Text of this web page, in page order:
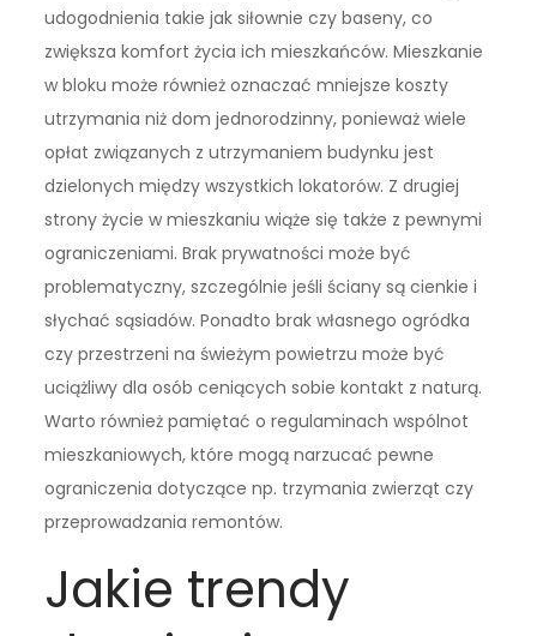
udogodnienia takie jak siłownie czy baseny, co
zwiększa komfort życia ich mieszkańców. Mieszkanie
w bloku może również oznaczać mniejsze koszty
utrzymania niż dom jednorodzinny, ponieważ wiele
opłat związanych z utrzymaniem budynku jest
dzielonych między wszystkich lokatorów. Z drugiej
strony życie w mieszkaniu wiąże się także z pewnymi
ograniczeniami. Brak prywatności może być
problematyczny, szczególnie jeśli ściany są cienkie i
słychać sąsiadów. Ponadto brak własnego ogródka
czy przestrzeni na świeżym powietrzu może być
uciążliwy dla osób ceniących sobie kontakt z naturą.
Warto również pamiętać o regulaminach wspólnot
mieszkaniowych, które mogą narzucać pewne
ograniczenia dotyczące np. trzymania zwierząt czy
przeprowadzania remontów.
Jakie trendy